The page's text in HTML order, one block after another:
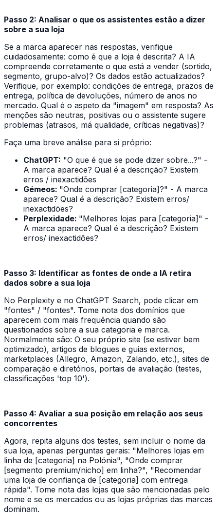
Passo 2: Analisar o que os assistentes estão a dizer
sobre a sua loja
Se a marca aparecer nas respostas, verifique
cuidadosamente: como é que a loja é descrita? A IA
compreende corretamente o que está a vender (sortido,
segmento, grupo-alvo)? Os dados estão actualizados?
Verifique, por exemplo: condições de entrega, prazos de
entrega, política de devoluções, número de anos no
mercado. Qual é o aspeto da "imagem" em resposta? As
menções são neutras, positivas ou o assistente sugere
problemas (atrasos, má qualidade, críticas negativas)?
Faça uma breve análise para si próprio:
ChatGPT: "O que é que se pode dizer sobre...?" -
A marca aparece? Qual é a descrição? Existem
erros / inexactidões
Gémeos: "Onde comprar [categoria]?" - A marca
aparece? Qual é a descrição? Existem erros/
inexactidões?
Perplexidade: "Melhores lojas para [categoria]" -
A marca aparece? Qual é a descrição? Existem
erros/ inexactidões?
Passo 3: Identificar as fontes de onde a IA retira
dados sobre a sua loja
No Perplexity e no ChatGPT Search, pode clicar em
"fontes" / "fontes". Tome nota dos domínios que
aparecem com mais frequência quando são
questionados sobre a sua categoria e marca.
Normalmente são: O seu próprio site (se estiver bem
optimizado), artigos de blogues e guias externos,
marketplaces (Allegro, Amazon, Zalando, etc.), sites de
comparação e diretórios, portais de avaliação (testes,
classificações 'top 10').
Passo 4: Avaliar a sua posição em relação aos seus
concorrentes
Agora, repita alguns dos testes, sem incluir o nome da
sua loja, apenas perguntas gerais: "Melhores lojas em
linha de [categoria] na Polónia", "Onde comprar
[segmento premium/nicho] em linha?", "Recomendar
uma loja de confiança de [categoria] com entrega
rápida". Tome nota das lojas que são mencionadas pelo
nome e se os mercados ou as lojas próprias das marcas
dominam.